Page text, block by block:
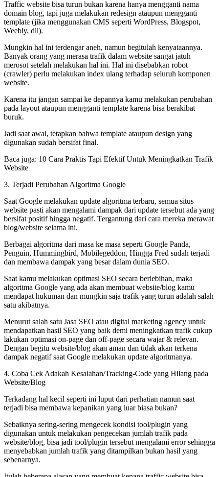
Traffic website bisa turun bukan karena hanya mengganti nama
domain blog, tapi juga melakukan redesign ataupun mengganti
template (jika menggunakan CMS seperti WordPress, Blogspot,
Weebly, dll).
Mungkin hal ini terdengar aneh, namun begitulah kenyataannya.
Banyak orang yang merasa trafik dalam website sangat jatuh
merosot setelah melakukan hal ini. Hal ini disebabkan robot
(crawler) perlu melakukan index ulang terhadap seluruh komponen
website.
Karena itu jangan sampai ke depannya kamu melakukan perubahan
pada layout ataupun mengganti template karena bisa berakibat
buruk.
Jadi saat awal, tetapkan bahwa template ataupun design yang
digunakan sudah bersifat final.
Baca juga: 10 Cara Praktis Tapi Efektif Untuk Meningkatkan Trafik
Website
3. Terjadi Perubahan Algoritma Google
Saat Google melakukan update algoritma terbaru, semua situs
website pasti akan mengalami dampak dari update tersebut ada yang
bersifat positif hingga negatif. Tergantung dari cara mereka merawat
blog/website selama ini.
Berbagai algoritma dari masa ke masa seperti Google Panda,
Penguin, Hummingbird, Mobilegeddon, Hingga Fred sudah terjadi
dan membawa dampak yang besar dalam dunia SEO.
Saat kamu melakukan optimasi SEO secara berlebihan, maka
algoritma Google yang ada akan membuat website/blog kamu
mendapat hukuman dan mungkin saja trafik yang turun adalah salah
satu akibatnya.
Menurut salah satu Jasa SEO atau digital marketing agency untuk
mendapatkan hasil SEO yang baik demi meningkatkan trafik cukup
lakukan optimasi on-page dan off-page secara wajar & relevan.
Dengan begitu website/blog akan aman dan tidak akan terkena
dampak negatif saat Google melakukan update algoritmanya.
4. Coba Cek Adakah Kesalahan/Tracking-Code yang Hilang pada
Website/Blog
Terkadang hal kecil seperti ini luput dari perhatian namun saat
terjadi bisa membawa kepanikan yang luar biasa bukan?
Sebaiknya sering-sering mengecek kondisi tool/plugin yang
digunakan untuk melakukan pengecekan jumlah trafik pada
website/blog, bisa jadi tool/plugin tersebut mengalami error sehingga
menyebabkan jumlah trafik yang ditampilkan bukan hasil yang
sebenarnya.